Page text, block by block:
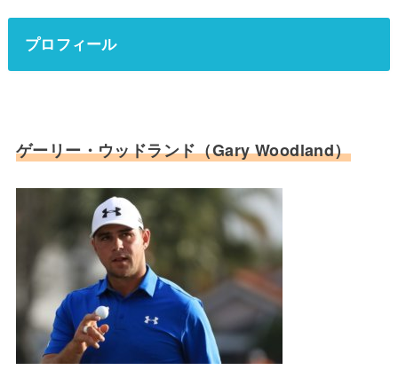
プロフィール
ゲーリー・ウッドランド（Gary Woodland）